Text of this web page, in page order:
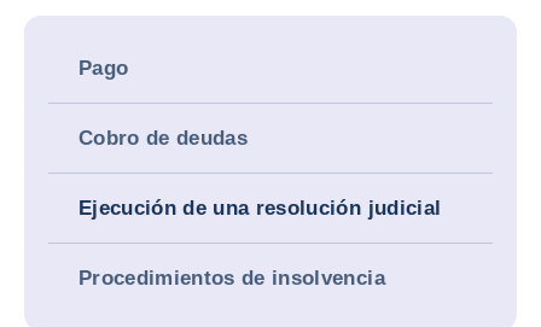
Pago
Cobro de deudas
Ejecución de una resolución judicial
Procedimientos de insolvencia